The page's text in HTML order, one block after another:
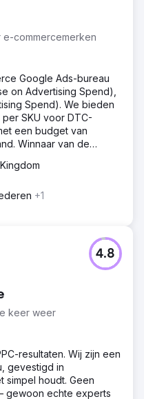
voor regelmatige,
was onduidelijk
dus een transparant
de toewijzing. Hoge
verlaagd door
en in-market
bespaard terwijl de
rapportage,
40% en verbeterde
geoptimaliseerd met
extra £40K voor
Ads vertaalkosten
te focussen op markten
werden
stijging van 610% in
targeting en continue
op jaarbasis. £40.000
budgetmodellering.
kosteneffectieve
commercemerken
Google Ads-bureau
on Advertising Spend),
Spend). We bieden
SKU voor DTC-
een budget van
Winnaar van de
+1
keer weer
4.8
resultaten. Wij zijn een
gevestigd in
simpel houdt. Geen
gewoon echte experts